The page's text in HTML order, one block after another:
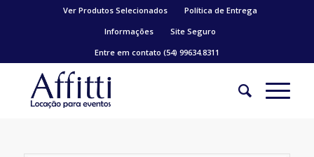
Ver Produtos Selecionados
Política de Entrega
Informações
Site Seguro
Entre em contato (54) 99634.8311